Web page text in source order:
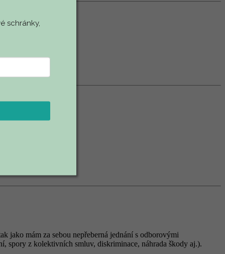
jako mám za sebou nepřeberná jednání s odborovými
spory z kolektivních smluv, diskriminace, náhrada škody aj.).
schránky,